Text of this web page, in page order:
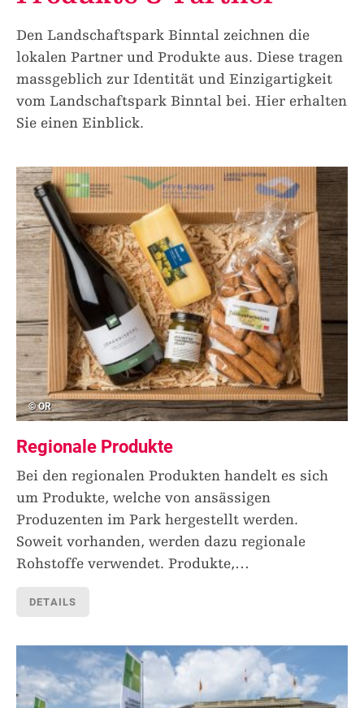
Den Landschaftspark Binntal zeichnen die
lokalen Partner und Produkte aus. Diese tragen
massgeblich zur Identität und Einzigartigkeit
vom Landschaftspark Binntal bei. Hier erhalten
Sie einen Einblick.
© OR
Regionale Produkte
Bei den regionalen Produkten handelt es sich
um Produkte, welche von ansässigen
Produzenten im Park hergestellt werden.
Soweit vorhanden, werden dazu regionale
Rohstoffe verwendet. Produkte,…
DETAILS